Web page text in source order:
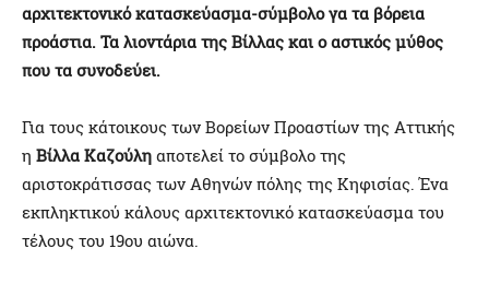
αρχιτεκτονικό κατασκεύασμα-σύμβολο γα τα βόρεια
προάστια. Τα λιοντάρια της Βίλλας και ο αστικός μύθος
που τα συνοδεύει.
Για τους κάτοικους των Βορείων Προαστίων της Αττικής
η Βίλλα Καζούλη αποτελεί το σύμβολο της
αριστοκράτισσας των Αθηνών πόλης της Κηφισίας. Ένα
εκπληκτικού κάλους αρχιτεκτονικό κατασκεύασμα του
τέλους του 19ου αιώνα.